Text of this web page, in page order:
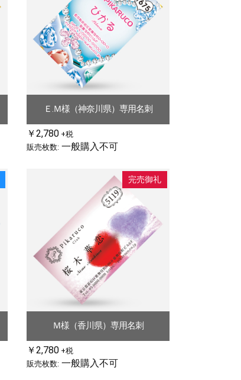
Ｅ.Ｍ様（神奈川県）専用名刺
￥2,780 +税
販売枚数: 一般購入不可
完売御礼
Ｍ様（香川県）専用名刺
￥2,780 +税
販売枚数: 一般購入不可